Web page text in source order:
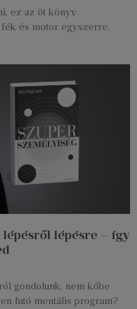
ez az öt könyv
fék és motor egyszerre.
lépésre – így
gondolunk, nem kőbe
futó mentális program?